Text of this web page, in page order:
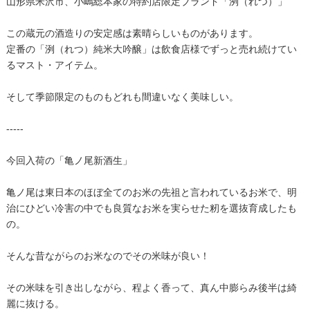
この蔵元の酒造りの安定感は素晴らしいものがあります。
定番の「洌（れつ）純米大吟醸」は飲食店様でずっと売れ続けてい
るマスト・アイテム。
そして季節限定のものもどれも間違いなく美味しい。
-----
今回入荷の「亀ノ尾新酒生」
亀ノ尾は東日本のほぼ全てのお米の先祖と言われているお米で、明
治にひどい冷害の中でも良質なお米を実らせた籾を選抜育成したも
の。
そんな昔ながらのお米なのでその米味が良い！
その米味を引き出しながら、程よく香って、真ん中膨らみ後半は綺
麗に抜ける。